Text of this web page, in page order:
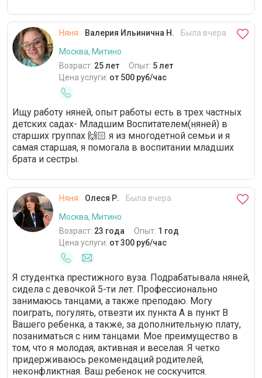
Викторовна всегда шла мне
навстречу, если необходимо было
прийти раньше или задержаться. В
квартире были установлены
видеокамеры, что не смущало Инну
Викторовну. Мне необходимо выйти
на работу на полную занятость, а в
связи с работой в других семьях
Очень жаль, что приходится
расставаться, няня за три месяца
стала для меня и дочери близким
человеком. Будем скучать.
Няня Валерия Ильинична Н.
Была вчера
Москва, Митино
Возраст: 25 лет Опыт: 5 лет
Цена услуги: от 500 руб/час
Ищу работу няней, опыт работы есть в трех частных
детских садах- Младшим Воспитателем(няней) в
старших группах 🙌🏻 я из многодетной семьи и я
самая старшая, я помогала в воспитании младших
брата и сестры.
Няня Олеся Р.
Была вчера
Москва, Митино
Возраст: 23 года Опыт: 1 год
Цена услуги: от 300 руб/час
Я студентка престижного вуза. Подрабатывала няней,
сидела с девочкой 5-ти лет. Профессионально
занимаюсь танцами, а также преподаю. Могу
поиграть, погулять, отвезти их пункта А в пункт В
Вашего ребенка, а также, за дополнительную плату,
позаниматься с ним танцами. Мое преимущество в
том, что я молодая, активная и веселая. Я четко
придерживаюсь рекомендаций родителей,
неконфликтная. Ваш ребенок не соскучится.